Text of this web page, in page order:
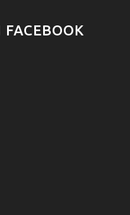
FACEBOOK